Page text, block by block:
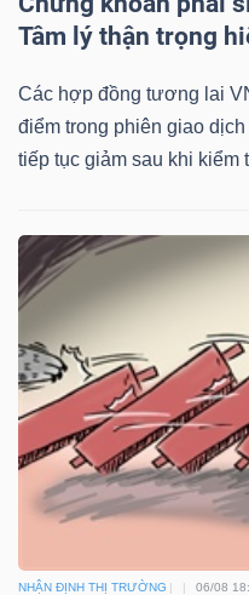
Tâm lý thận trọng
Các hợp đồng tương lai
điểm trong phiên giao
tiếp tục giảm sau khi kiểm
NHẬN ĐỊNH THỊ TRƯỜNG 06/08